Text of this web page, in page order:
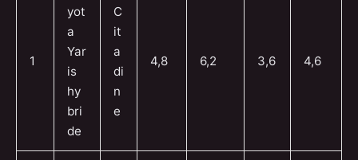
1
yot
a
Yar
is
hy
bri
de
C
it
a
di
n
e
4,8 6,2 3,6 4,6